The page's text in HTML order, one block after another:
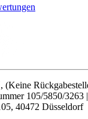
(Keine
105/5850/
40472 Düsseldorf